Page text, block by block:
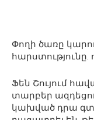
Փողի ծառը
հարստությունը.
Ֆեն Շույում
տարբեր
կախված դրա